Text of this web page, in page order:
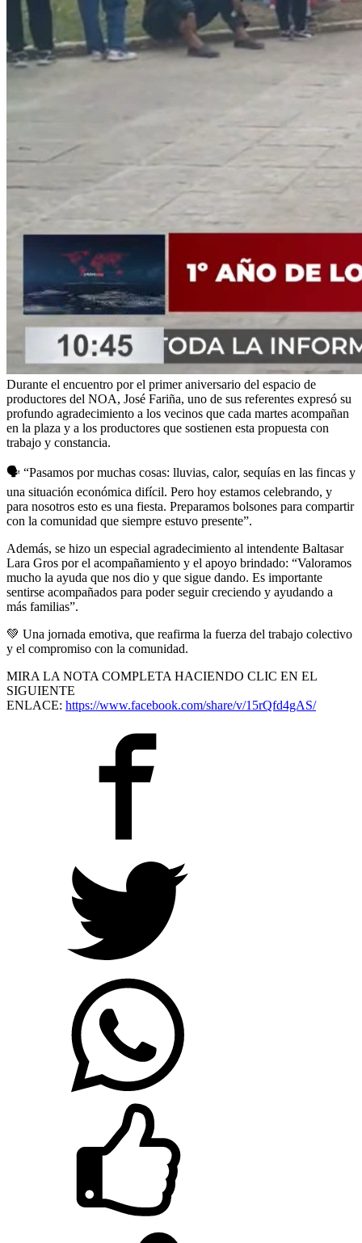
Durante el encuentro por el primer aniversario del espacio de
productores del NOA, José Fariña, uno de sus referentes expresó su
profundo agradecimiento a los vecinos que cada martes acompañan
en la plaza y a los productores que sostienen esta propuesta con
trabajo y constancia.
🗣️ “Pasamos por muchas cosas: lluvias, calor, sequías en las fincas y
una situación económica difícil. Pero hoy estamos celebrando, y
para nosotros esto es una fiesta. Preparamos bolsones para compartir
con la comunidad que siempre estuvo presente”.
Además, se hizo un especial agradecimiento al intendente Baltasar
Lara Gros por el acompañamiento y el apoyo brindado: “Valoramos
mucho la ayuda que nos dio y que sigue dando. Es importante
sentirse acompañados para poder seguir creciendo y ayudando a
más familias”.
💚 Una jornada emotiva, que reafirma la fuerza del trabajo colectivo
y el compromiso con la comunidad.
MIRA LA NOTA COMPLETA HACIENDO CLIC EN EL
SIGUIENTE
ENLACE: https://www.facebook.com/share/v/15rQfd4gAS/